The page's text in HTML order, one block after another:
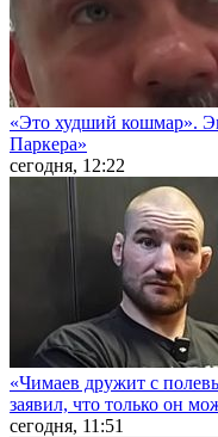
«Это худший кошмар».
Паркера»
сегодня, 12:22
«Чимаев дружит с
заявил, что только он
сегодня, 11:51